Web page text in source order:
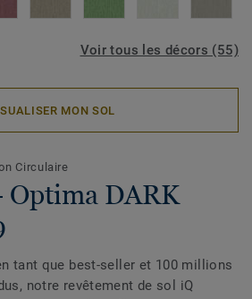
Voir tous les décors (55)
MON SOL
Circulaire
Optima DARK
tant que best-seller et 100 millions
notre revêtement de sol iQ